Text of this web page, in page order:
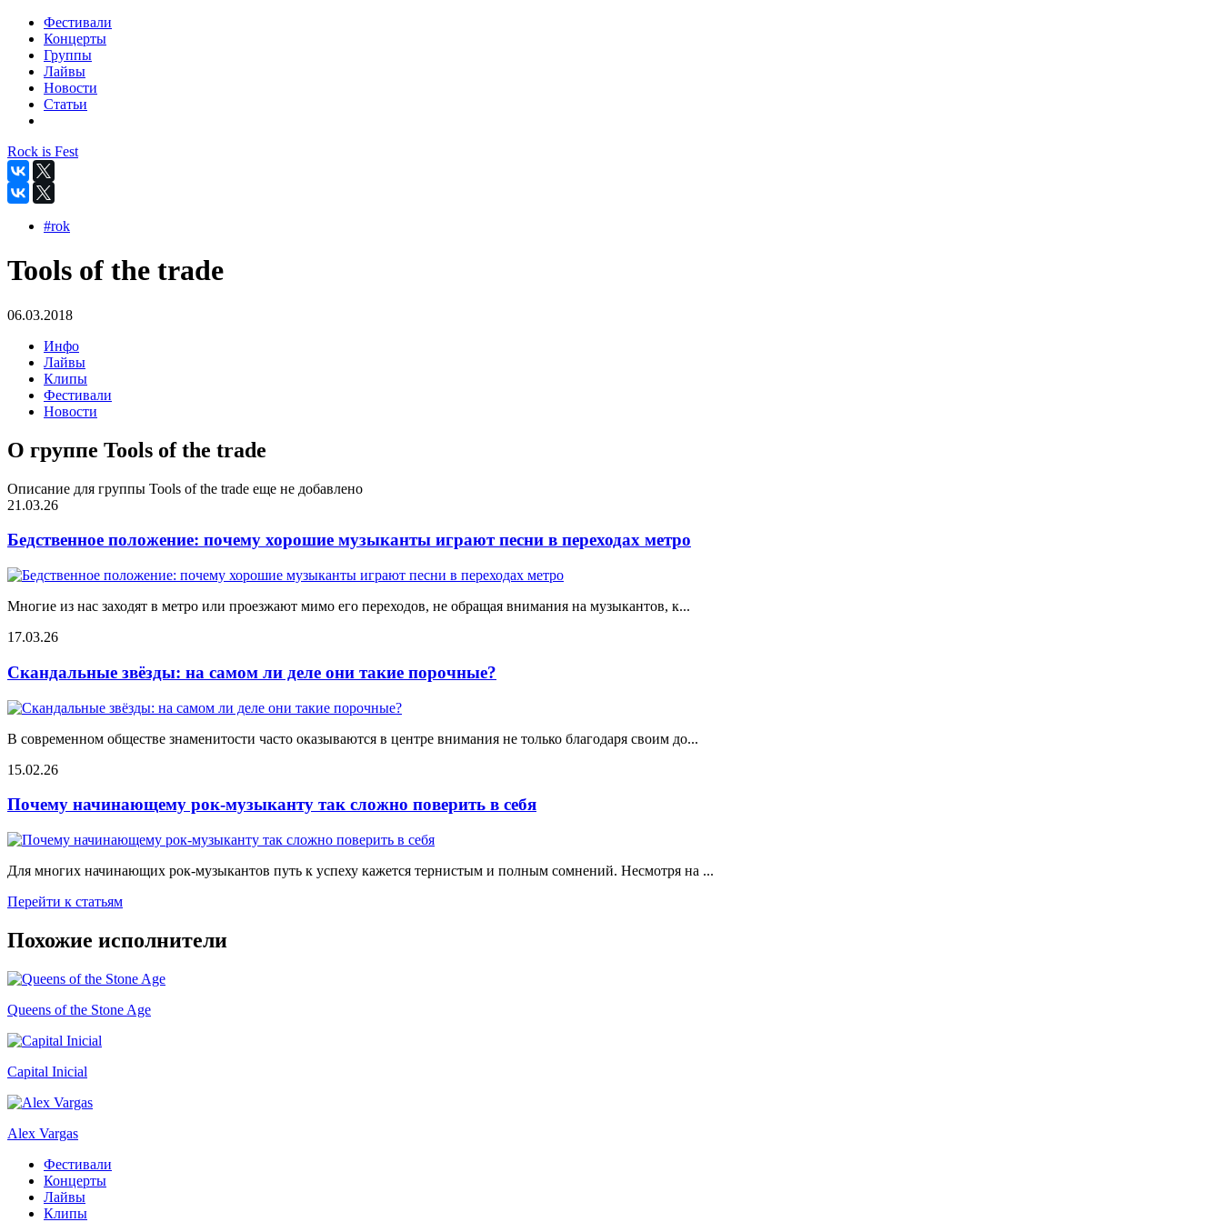
Фестивали
Концерты
Группы
Лайвы
Новости
Статьи
Rock is Fest
#rok
Tools of the trade
06.03.2018
Инфо
Лайвы
Клипы
Фестивали
Новости
О группе Tools of the trade
Описание для группы Tools of the trade еще не добавлено
21.03.26
Бедственное положение: почему хорошие музыканты играют песни в переходах метро
Многие из нас заходят в метро или проезжают мимо его переходов, не обращая внимания на музыкантов, к...
17.03.26
Скандальные звёзды: на самом ли деле они такие порочные?
В современном обществе знаменитости часто оказываются в центре внимания не только благодаря своим до...
15.02.26
Почему начинающему рок-музыканту так сложно поверить в себя
Для многих начинающих рок-музыкантов путь к успеху кажется тернистым и полным сомнений. Несмотря на ...
Перейти к статьям
Похожие исполнители
Queens of the Stone Age
Capital Inicial
Alex Vargas
Фестивали
Концерты
Лайвы
Клипы